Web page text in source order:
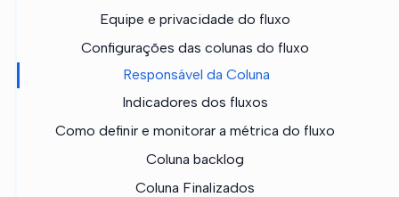
Equipe e privacidade do fluxo
Configurações das colunas do fluxo
Responsável da Coluna
Indicadores dos fluxos
Como definir e monitorar a métrica do fluxo
Coluna backlog
Coluna Finalizados